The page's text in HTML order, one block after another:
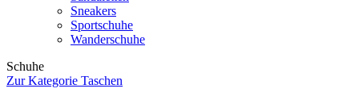
Sneakers
Sportschuhe
Wanderschuhe
Schuhe
Zur Kategorie Taschen